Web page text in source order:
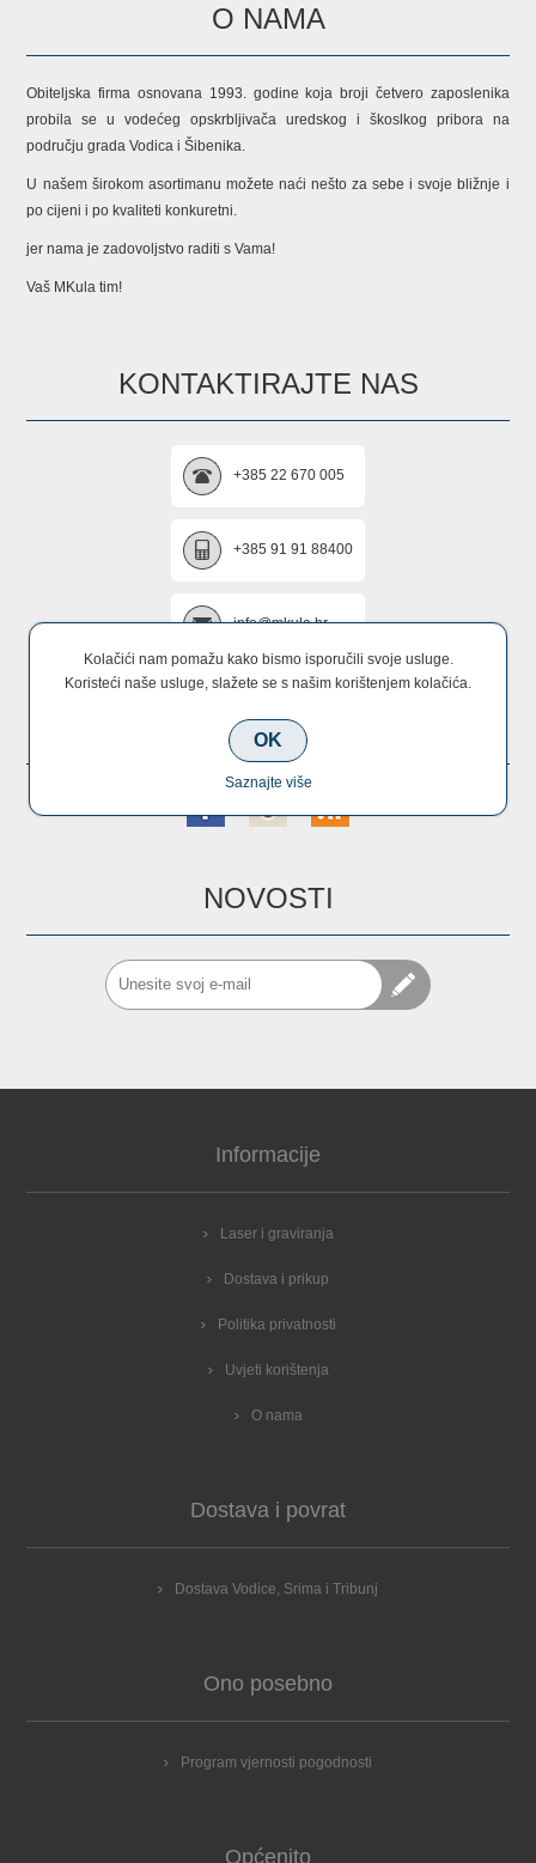
O NAMA
Obiteljska firma osnovana 1993. godine koja broji četvero zaposlenika
probila se u vodećeg opskrbljivača uredskog i škoslkog pribora na
području grada Vodica i Šibenika.
U našem širokom asortimanu možete naći nešto za sebe i svoje bližnje i
po cijeni i po kvaliteti konkuretni.
jer nama je zadovoljstvo raditi s Vama!
Vaš MKula tim!
KONTAKTIRAJTE NAS
+385 22 670 005
+385 91 91 88400
info@mkula.hr
PRATITE NAS
NOVOSTI
Informacije
Laser i graviranja
Dostava i prikup
Politika privatnosti
Uvjeti korištenja
O nama
Dostava i povrat
Dostava Vodice, Srima i Tribunj
Ono posebno
Program vjernosti pogodnosti
Općenito
Kolačići nam pomažu kako bismo isporučili svoje usluge.
Koristeći naše usluge, slažete se s našim korištenjem kolačića.
OK
Saznajte više